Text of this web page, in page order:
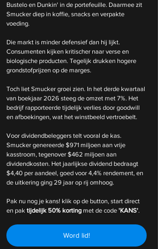
Bustelo en Dunkin' in de portefeuille. Daarmee zit
Smucker diep in koffie, snacks en verpakte
voeding.
Die markt is minder defensief dan hij lijkt.
Consumenten kijken kritischer naar verse en
biologische producten. Tegelijk drukken hogere
grondstofprijzen op de marges.
Toch liet Smucker groei zien. In het derde kwartaal
van boekjaar 2026 steeg de omzet met 7%. Het
bedrijf rapporteerde tijdelijk verlies door goodwill
en afboekingen, wat het winstbeeld vertroebelt.
Voor dividendbeleggers telt vooral de kas.
Smucker genereerde $971 miljoen aan vrije
kasstroom, tegenover $462 miljoen aan
dividendkosten. Het jaarlijkse dividend bedraagt
$4,40 per aandeel, goed voor 4,4% rendement, en
de uitkering ging 29 jaar op rij omhoog.
Pak nu nog je kans! klik op de button, start direct
en pak tijdelijk 50% korting met de code 'KANS'.
Word lid!